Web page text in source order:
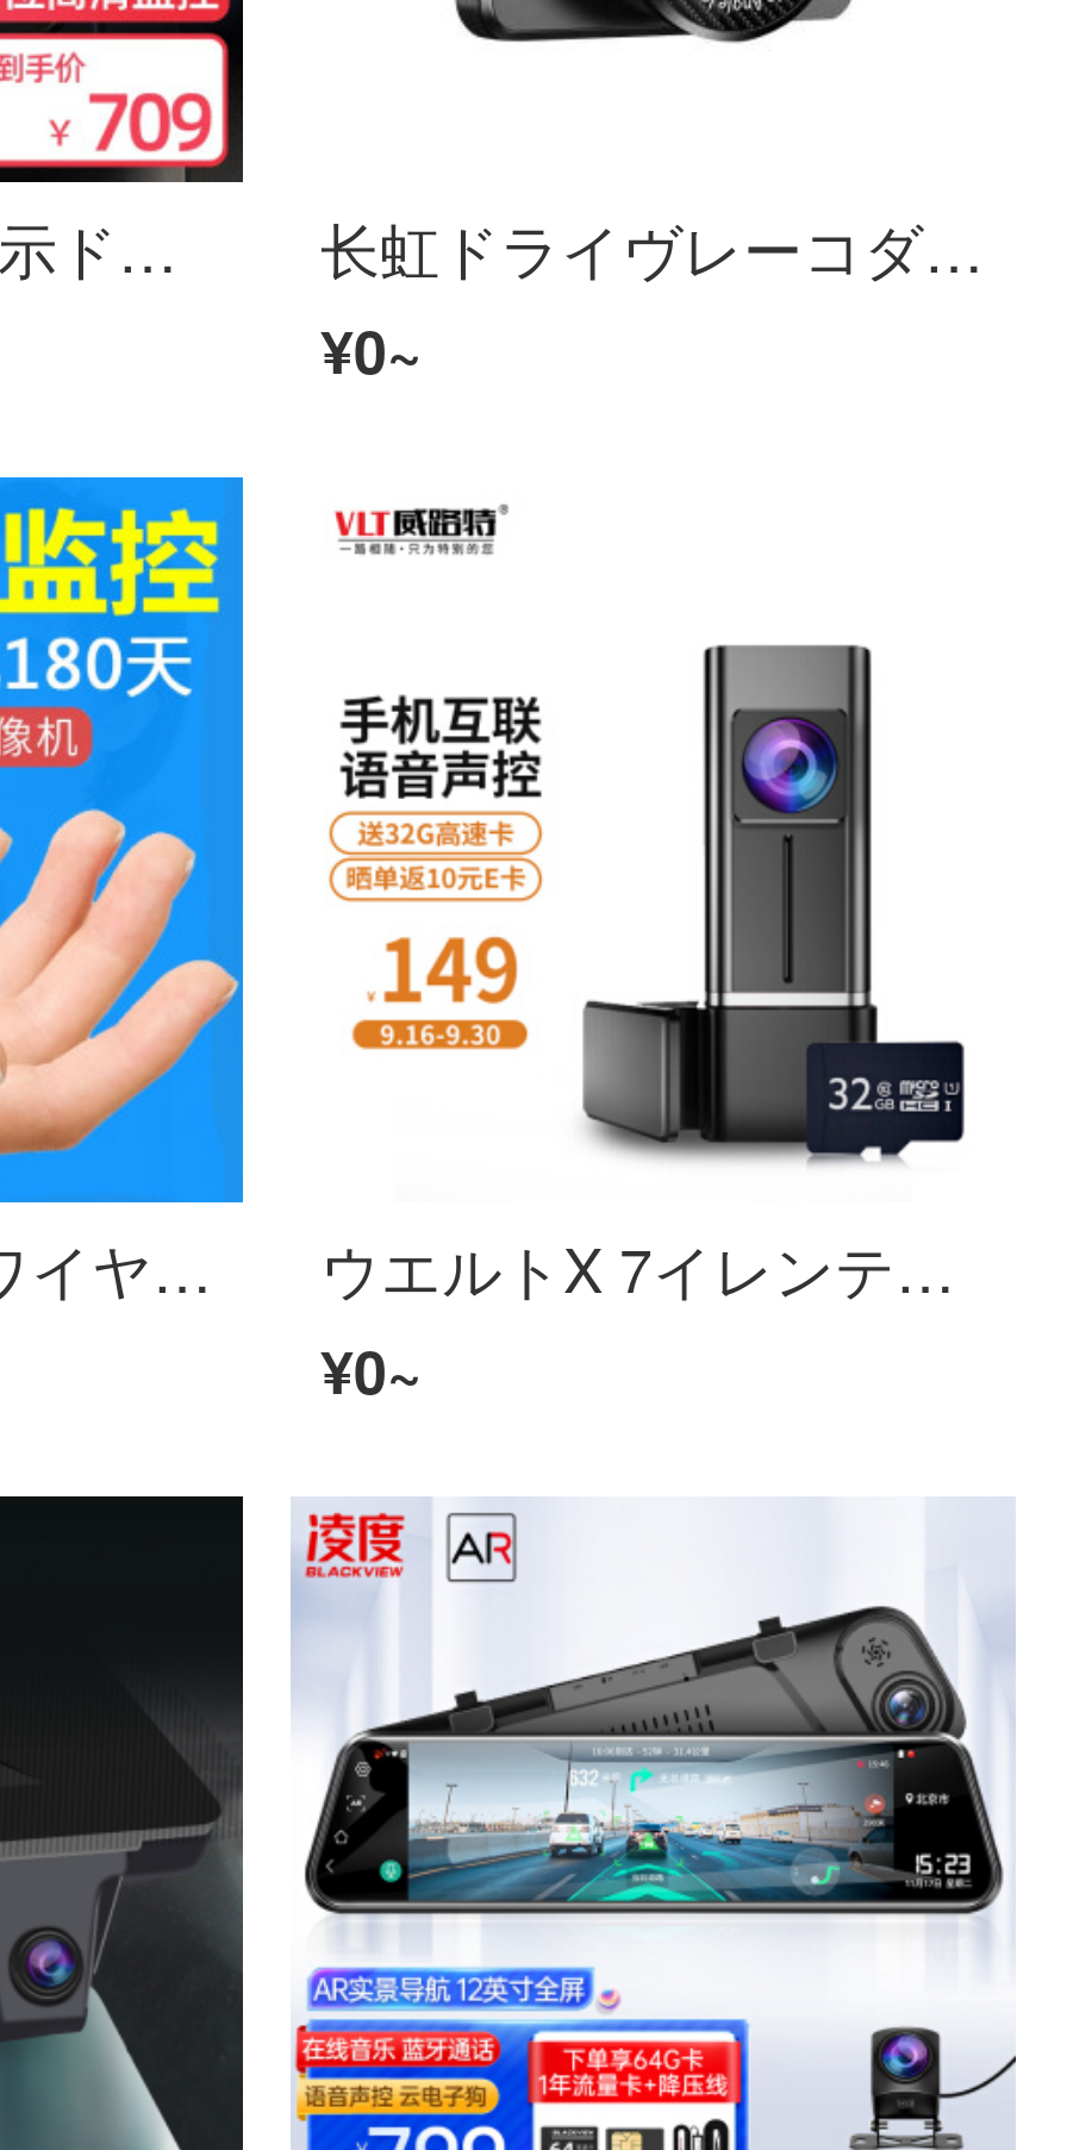
任e行自動車非表示ドライヴレーコダーハーイビアン夜見三枚一体機ワイヤーレー車載内外360度パノラマ24時間駐車監視車免インストール三録一体機wifi版カードなし 长虹ドライヴレーコダハービアン夜見ミニ非表示前と後を合わせて360度のパノラマ電子犬一体機長虹X 1/単眼レズセツ1 1 1 3ライン+ノーカード+
¥0~
ミニハビィ夜見ワイヤレース防犯カメラ車庫無網駐車監視カメラ小型携帯テープレコーダー自動車用防漕車ドライブブコダイル超長待機モデルの標準装備+16 G高速カードド ウエルトX 7イレンテジェリング関连非表示イストール(32 Gカードを含む)
¥0~